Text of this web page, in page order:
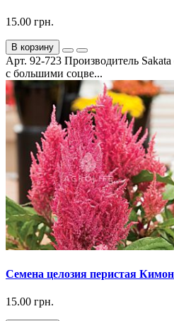
15.00 грн.
В корзину
Арт. 92-723 Производитель
с большими соцве...
Семена целозия перистая
15.00 грн.